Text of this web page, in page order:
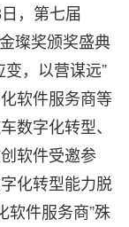
，第七届
璨奖颁奖盛典
，以营谋远”
软件服务商等
数字化转型、
软件受邀参
化转型能力脱
软件服务商”殊